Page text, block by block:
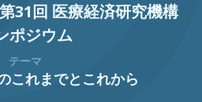
31回 医療経済研究機構
ポジウム
テーマ
これまでとこれから